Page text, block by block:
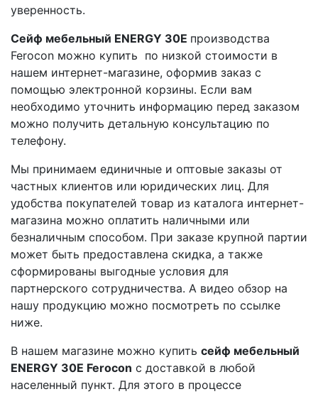
уверенность.
Сейф мебельный ENERGY 30E производства
Ferocon можно купить по низкой стоимости в
нашем интернет-магазине, оформив заказ с
помощью электронной корзины. Если вам
необходимо уточнить информацию перед заказом
можно получить детальную консультацию по
телефону.
Мы принимаем единичные и оптовые заказы от
частных клиентов или юридических лиц. Для
удобства покупателей товар из каталога интернет-
магазина можно оплатить наличными или
безналичным способом. При заказе крупной партии
может быть предоставлена скидка, а также
сформированы выгодные условия для
партнерского сотрудничества. А видео обзор на
нашу продукцию можно посмотреть по ссылке
ниже.
В нашем магазине можно купить сейф мебельный
ENERGY 30E Ferocon с доставкой в любой
населенный пункт. Для этого в процессе